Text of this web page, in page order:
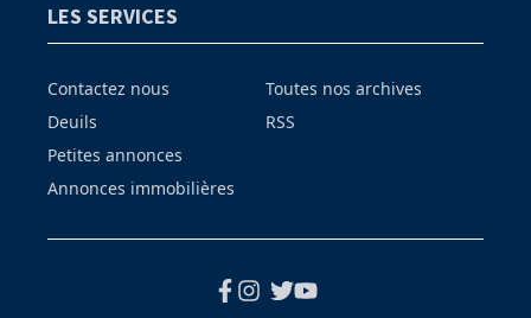
LES SERVICES
Contactez nous
Deuils
Petites annonces
Annonces immobilières
Toutes nos archives
RSS